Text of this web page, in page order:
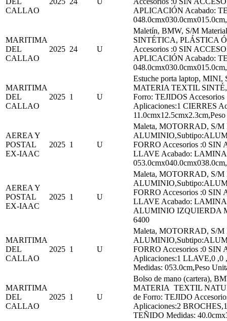
CALLAO
APLICACIÓN Acabado:
MARITIMA
DEL
CALLAO
2025 24 U
Maletín, BMW, S/M
SINTÉTICA, PLÁSTICA
Accesorios :0 SIN
APLICACIÓN Acabado:
MARITIMA
DEL
CALLAO
2025 1 U
Estuche porta laptop, MINI,
MATERIA TEXTIL
Forro: TEJIDOS
Aplicaciones:1 CIERRES
AEREA Y
POSTAL
EX-IAAC
2025 1 U
Maleta, MOTORRAD, S/M
FORRO Accesorios :0 SIN
LLAVE Acabado:
AEREA Y
POSTAL
EX-IAAC
2025 1 U
Maleta, MOTORRAD, S/M
FORRO Accesorios :0 SIN
LLAVE Acabado:
ALUMINIO IZQUIERDA
6400
MARITIMA
DEL
CALLAO
2025 1 U
Maleta, MOTORRAD, S/M
FORRO Accesorios :0 SIN
Aplicaciones:1 LLAVE,0
Medidas: 053.0cm,Peso
MARITIMA
DEL
CALLAO
2025 1 U
Bolso de mano (cartera),
MATERIA TEXTIL
de Forro: TEJIDO
Aplicaciones:2
TEÑIDO Medidas: